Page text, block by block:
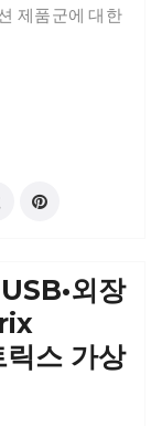
제품군에 대한
외장
스 가상